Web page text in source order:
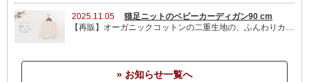
2019/04/17 投稿者：逸品 評価：★★★★★
抜群の肌触りと着替えのしやすさ、乾きやすさなど、他の肌
2025.11.05
猫足ニットのベビーカーディガン90 cm
» お知らせ一覧へ